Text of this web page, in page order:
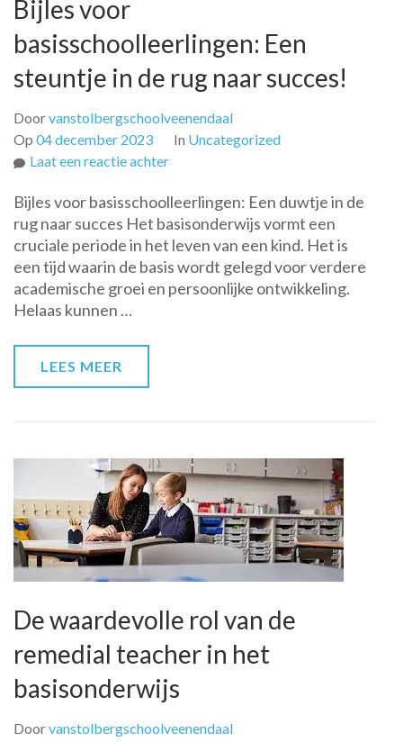
Bijles voor
basisschoolleerlingen: Een
steuntje in de rug naar succes!
Doorvanstolbergschoolveenendaal
Op 04 december 2023 In Uncategorized
Laat een reactie achterop
voor
basisschoolleerlingen:
Een
steuntje
in
Bijles voor basisschoolleerlingen: Een duwtje in de
rug naar succes Het basisonderwijs vormt een
cruciale periode in het leven van een kind. Het is
een tijd waarin de basis wordt gelegd voor verdere
academische groei en persoonlijke ontwikkeling.
Helaas kunnen …
LEES MEER
De waardevolle rol van de
remedial teacher in het
basisonderwijs
Doorvanstolbergschoolveenendaal